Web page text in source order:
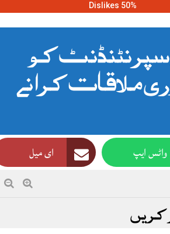
50% Dislikes
سپرنٹنڈنٹ کو
ملاقات کرانے
واٹس ایپ ای میل
کریں